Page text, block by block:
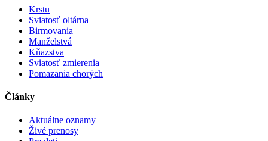
Krstu
Sviatosť oltárna
Birmovania
Manželstvá
Kňazstva
Sviatosť zmierenia
Pomazania chorých
Články
Aktuálne oznamy
Živé prenosy